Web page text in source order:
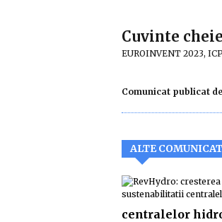
Cuvinte
EUROINVENT 2023,
Comunicat publicat
ALTE
centralelor